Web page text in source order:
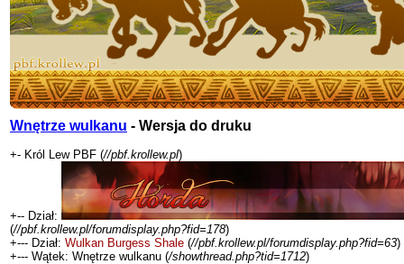
Wnętrze wulkanu - Wersja do druku
+- Król Lew PBF (//pbf.krollew.pl)
+-- Dział:
(//pbf.krollew.pl/forumdisplay.php?fid=178)
+--- Dział: Wulkan Burgess Shale (//pbf.krollew.pl/forumdisplay.php?fid=63)
+--- Wątek: Wnętrze wulkanu (/showthread.php?tid=1712)